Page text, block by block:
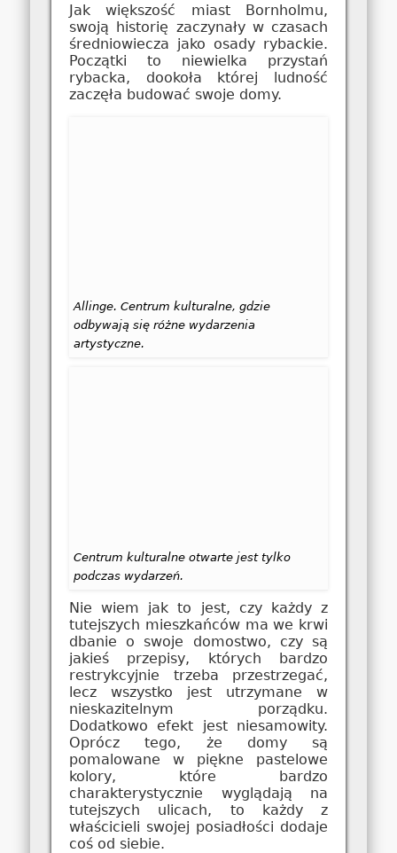
Jak większość miast Bornholmu,
swoją historię zaczynały w czasach
średniowiecza jako osady rybackie.
Początki to niewielka przystań
rybacka, dookoła której ludność
zaczęła budować swoje domy.
Allinge. Centrum kulturalne, gdzie
odbywają się różne wydarzenia
artystyczne.
Centrum kulturalne otwarte jest tylko
podczas wydarzeń.
Nie wiem jak to jest, czy każdy z
tutejszych mieszkańców ma we krwi
dbanie o swoje domostwo, czy są
jakieś przepisy, których bardzo
restrykcyjnie trzeba przestrzegać,
lecz wszystko jest utrzymane w
nieskazitelnym porządku.
Dodatkowo efekt jest niesamowity.
Oprócz tego, że domy są
pomalowane w piękne pastelowe
kolory, które bardzo
charakterystycznie wyglądają na
tutejszych ulicach, to każdy z
właścicieli swojej posiadłości dodaje
coś od siebie.